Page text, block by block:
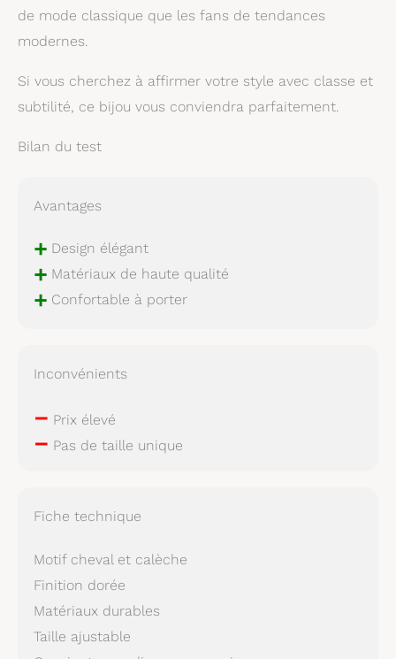
de mode classique que les fans de tendances
modernes.
Si vous cherchez à affirmer votre style avec classe et
subtilité, ce bijou vous conviendra parfaitement.
Bilan du test
Avantages
+Design élégant
+Matériaux de haute qualité
+Confortable à porter
Inconvénients
– Prix élevé
– Pas de taille unique
Fiche technique
Motif cheval et calèche
Finition dorée
Matériaux durables
Taille ajustable